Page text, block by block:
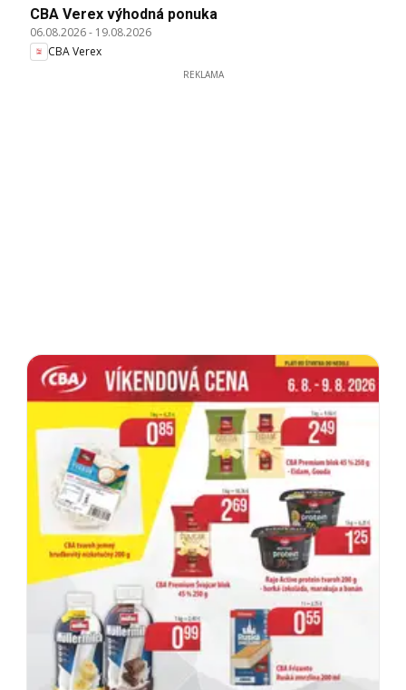
CBA Verex výhodná ponuka
06.08.2026- 19.08.2026
CBA Verex
REKLAMA